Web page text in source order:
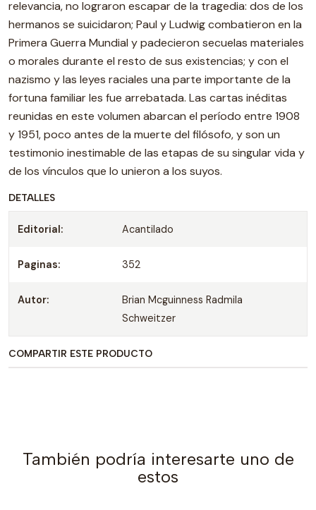
relevancia, no lograron escapar de la tragedia: dos de los
hermanos se suicidaron; Paul y Ludwig combatieron en la
Primera Guerra Mundial y padecieron secuelas materiales
o morales durante el resto de sus existencias; y con el
nazismo y las leyes raciales una parte importante de la
fortuna familiar les fue arrebatada. Las cartas inéditas
reunidas en este volumen abarcan el período entre 1908
y 1951, poco antes de la muerte del filósofo, y son un
testimonio inestimable de las etapas de su singular vida y
de los vínculos que lo unieron a los suyos.
DETALLES
Editorial: Acantilado
Paginas: 352
Autor:
Brian Mcguinness Radmila
Schweitzer
COMPARTIR ESTE PRODUCTO
También podría interesarte uno de
estos